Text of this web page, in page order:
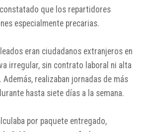
que los repartidores
especialmente precarias.
eran ciudadanos extranjeros en
irregular, sin contrato laboral ni alta
Además, realizaban jornadas de más
hasta siete días a la semana.
por paquete entregado,